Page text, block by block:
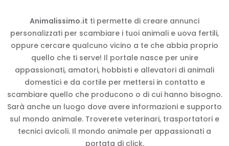
Animalissimo.it ti permette di creare annunci
personalizzati per scambiare i tuoi animali e uova fertili,
oppure cercare qualcuno vicino a te che abbia proprio
quello che ti serve! Il portale nasce per unire
appassionati, amatori, hobbisti e allevatori di animali
domestici e da cortile per mettersi in contatto e
scambiare quello che producono o di cui hanno bisogno.
Sarà anche un luogo dove avere informazioni e supporto
sul mondo animale. Troverete veterinari, trasportatori e
tecnici avicoli. Il mondo animale per appassionati a
portata di click.